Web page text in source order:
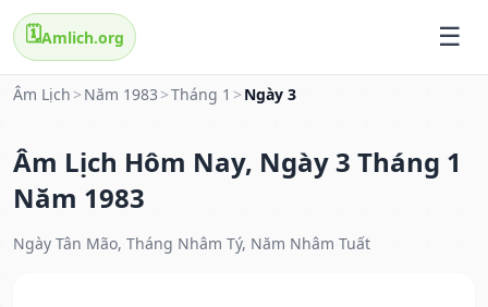
🗓️Amlich.org
Âm Lịch > Năm 1983 >Tháng 1 > Ngày 3
Âm Lịch Hôm Nay, Ngày 3 Tháng 1
Năm 1983
Ngày Tân Mão, Tháng Nhâm Tý, Năm Nhâm Tuất